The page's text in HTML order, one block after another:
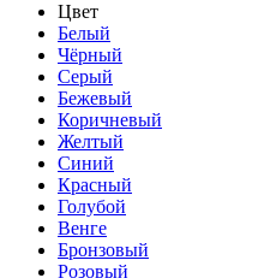
Цвет
Белый
Чёрный
Серый
Бежевый
Коричневый
Желтый
Синий
Красный
Голубой
Венге
Бронзовый
Розовый